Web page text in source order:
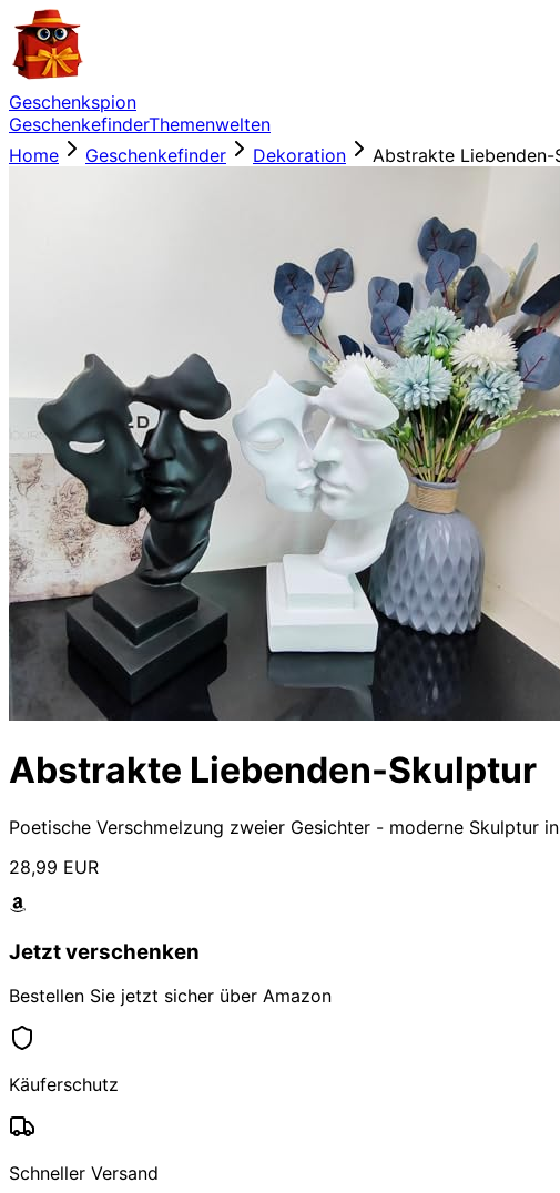
Geschenkspion
GeschenkefinderThemenwelten
Home
Geschenkefinder Dekoration Abstrakte Liebenden-
Abstrakte Liebenden-Skulptur
Poetische Verschmelzung zweier Gesichter - moderne Skulptur
28,99 EUR
Jetzt verschenken
Bestellen Sie jetzt sicher über Amazon
Käuferschutz
Schneller Versand